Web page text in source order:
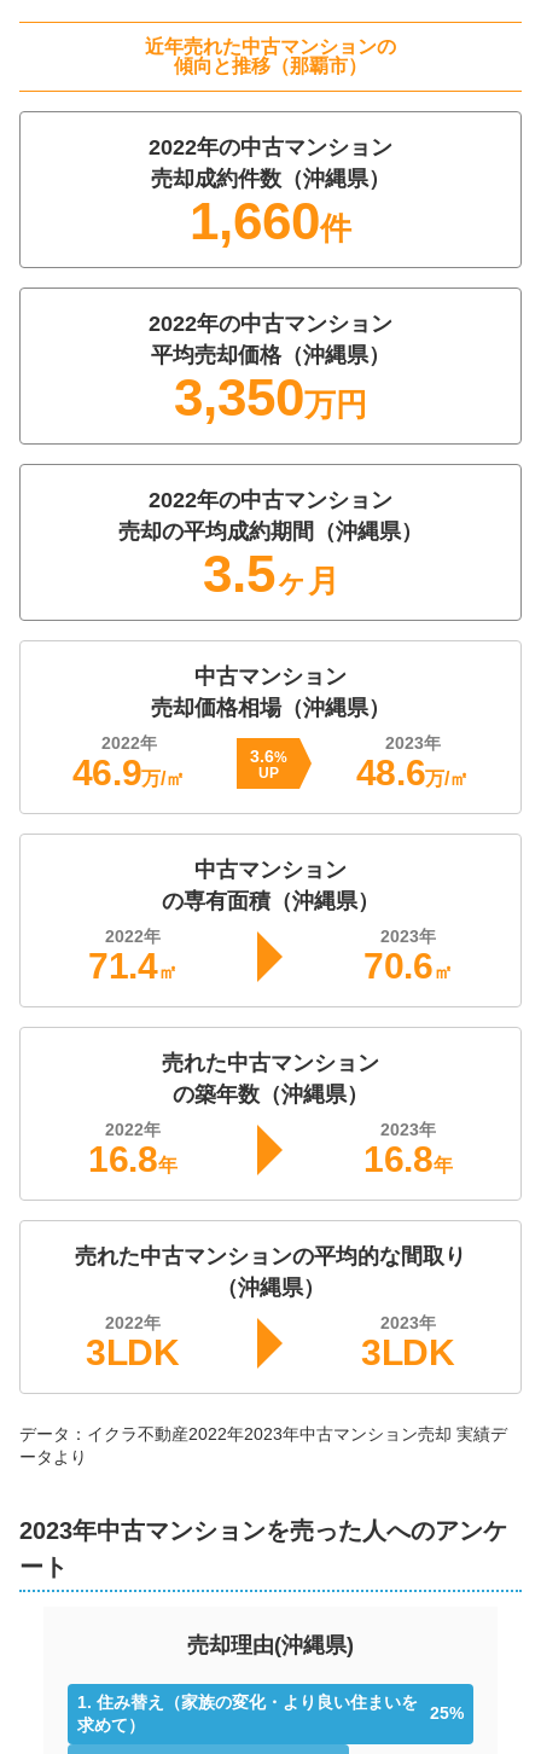
専有面積: 64㎡
株式会社 不動産の依頼所
2,100 万円
ライオンズマンション大文閣
階数:2階 専有面積:68㎡
株式会社ミカタ不動産
2,300万円
ファミール西町ポートサイド
階 専有面積:61㎡
株式会社 不動産の依頼所
4,300万円
グランドパレス壺川
階数: 2階 専有面積: 80 ㎡
4,100 万円
ツインシャトー壺川
階数:3階 専有面積:71㎡
株式会社 不動産の依頼所
3,100
階数:9階 専有面積:67㎡
株式会社ミカタ不動産
2,000
ロイヤルマンション泉崎
うみ結い不動産株式会社
ライオンズパレス山川
階数:3階 専有面積:64㎡
近年売れた中古マンションの
傾向と推移（那覇市）
2022年の中古マンション
売却成約件数（沖縄県）
1,660件
2022年の中古マンション
平均売却価格（沖縄県）
3,350万円
2022年の中古マンション
売却の平均成約期間（沖縄県）
3.5ヶ月
中古マンション
売却価格相場（沖縄県）
2022年
46.9万/㎡
3.6%
UP
2023年
48.6万/㎡
中古マンション
の専有面積（沖縄県）
2022年
71.4㎡
2023年
70.6㎡
売れた中古マンション
の築年数（沖縄県）
2022年
16.8年
2023年
16.8年
売れた中古マンションの平均的な間取り
（沖縄県）
2022年
3LDK
2023年
3LDK
データ：イクラ不動産2022年2023年中古マンション売却 実績デ
ータより
2023年中古マンションを売った人へのアンケ
ート
売却理由(沖縄県)
1. 住み替え（家族の変化・より良い住まいを
求めて）
25%